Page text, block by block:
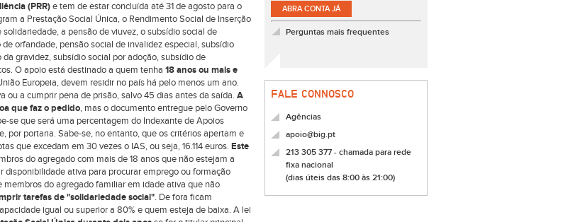
(PRR)e tem de estar concluída até 31 de agosto para o
a Prestação Social Única, o Rendimento Social de Inserção
a pensão de viuvez, o subsídio social de
orfandade, pensão social de invalidez especial, subsídio
gravidez, subsídio social por adoção, subsídio de
O apoio está destinado a quem tenha 18 anos ou mais e
Europeia, devem residir no país há pelo menos um ano.
ou a cumprir pena de prisão, salvo 45 dias antes da saída. A
que faz o pedido, mas o documento entregue pelo Governo
se que será uma percentagem do Indexante de Apoios
por portaria. Sabe-se, no entanto, que os critérios apertam e
que excedam em 30 vezes o IAS, ou seja, 16.114 euros. Este
do agregado com mais de 18 anos que não estejam a
ativa para procurar emprego ou formação
do agregado familiar em idade ativa que não
tarefas de "solidariedade social". De fora ficam
igual ou superior a 80% e quem esteja de baixa. A lei
ABRA CONTA JÁ
Perguntas mais frequentes
FALE CONNOSCO
Agências
apoio@big.pt
213 305 377 - chamada para rede
fixa nacional
(dias úteis das 8:00 às 21:00)